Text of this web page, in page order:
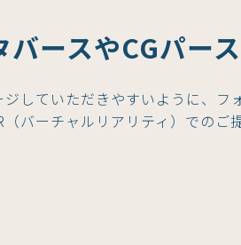
バースやCGパー
していただきやすいように、フ
バーチャルリアリティ）でのご